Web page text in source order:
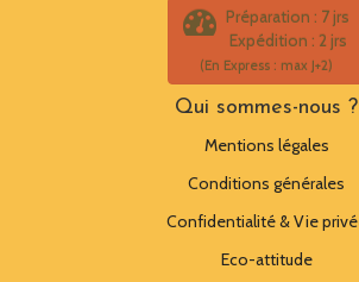
Préparation : 7 jrs
Expédition : 2 jrs
(En Express : max J+2)
Qui sommes-nous ?
Mentions légales
Conditions générales
Confidentialité & Vie
Eco-attitude